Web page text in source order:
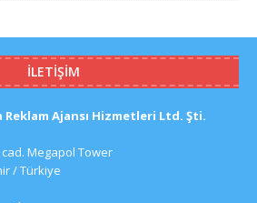
İLETIŞIM
Reklam Ajansı Hizmetleri Ltd. Şti.
Megapol Tower
/ Türkiye